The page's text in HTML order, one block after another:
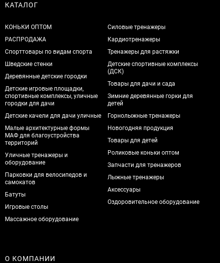
КАТАЛОГ
КОНЬКИ ОПТОМ
РАСПРОДАЖА
Спорттовары по видам спорта
Шведские стенки
Деревянные детские городки
Детские игровые площадки,
спортивные комплексы, уличные
городки для дачи
Детские качели для дачи уличные
Малые архитектурные формы
МАФ для благоустройства
территорий
Уличные тренажеры и
оборудование
Парковки для велосипедов и
самокатов
Батуты
Игровые столы
Массажное оборудование
Силовые тренажеры
Кардиотренажеры
Тренажеры для растяжки
Детские спортивные комплексы
(ДСК)
Товары для дачи и сада
Зимние деревянные горки для
детей
Горнолыжные тренажеры
Новогодняя продукция
Товары для детей
Роликовые коньки оптом
Запчасти для тренажеров
Лыжные тренажеры
Аксессуары
Оздоровительное оборудование
О КОМПАНИИ